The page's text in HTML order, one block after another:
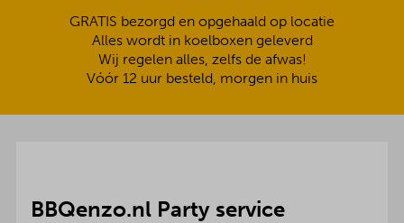
GRATIS bezorgd en opgehaald op locatie
Alles wordt in koelboxen geleverd
Wij regelen alles, zelfs de afwas!
Vóór 12 uur besteld, morgen in huis
BBQenzo.nl Party service